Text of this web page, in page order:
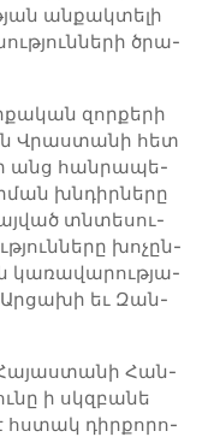
ան­­քակ­­տե­­լի
ծրա­­
զոր­­քե­­րի
Վրաս­­տա­­­նի հետ
անց հան­­րա­­­պե­­­
խնդիր­­նե­­­րը
տնտե­­­սու­­
խո­­­չըն­­
կա­­­ռա­­­վա­­­րու­­թյա­­­
Ար­ցա­խի եւ Զան­­
Հա­­յաս­­տա­­նի Հան­­
ի սկզբա­­­նե
հստակ դիր­­քո­­­րո­­­